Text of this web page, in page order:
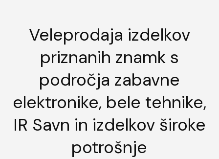
Veleprodaja izdelkov
priznanih znamk s
področja zabavne
elektronike, bele tehnike,
IR Savn in izdelkov široke
potrošnje